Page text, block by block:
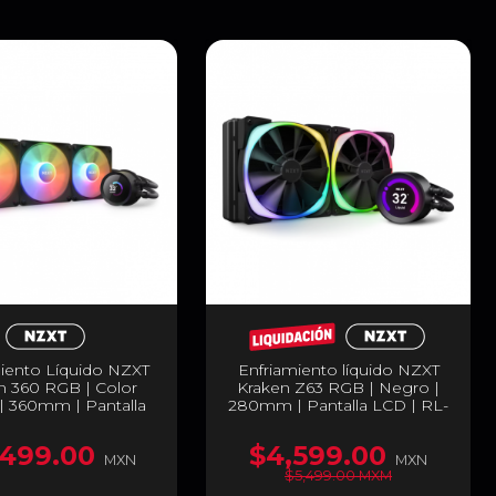
Líquido NZXT
360 RGB | Color
360mm | Pantalla
de 120mm | RL-
KR360-B1
MXN
Enfriamiento líquido NZXT
Kraken Z63 RGB | Negro |
280mm | Pantalla LCD | RL-
$4,599.00
MXN
$5,499.00 MXM